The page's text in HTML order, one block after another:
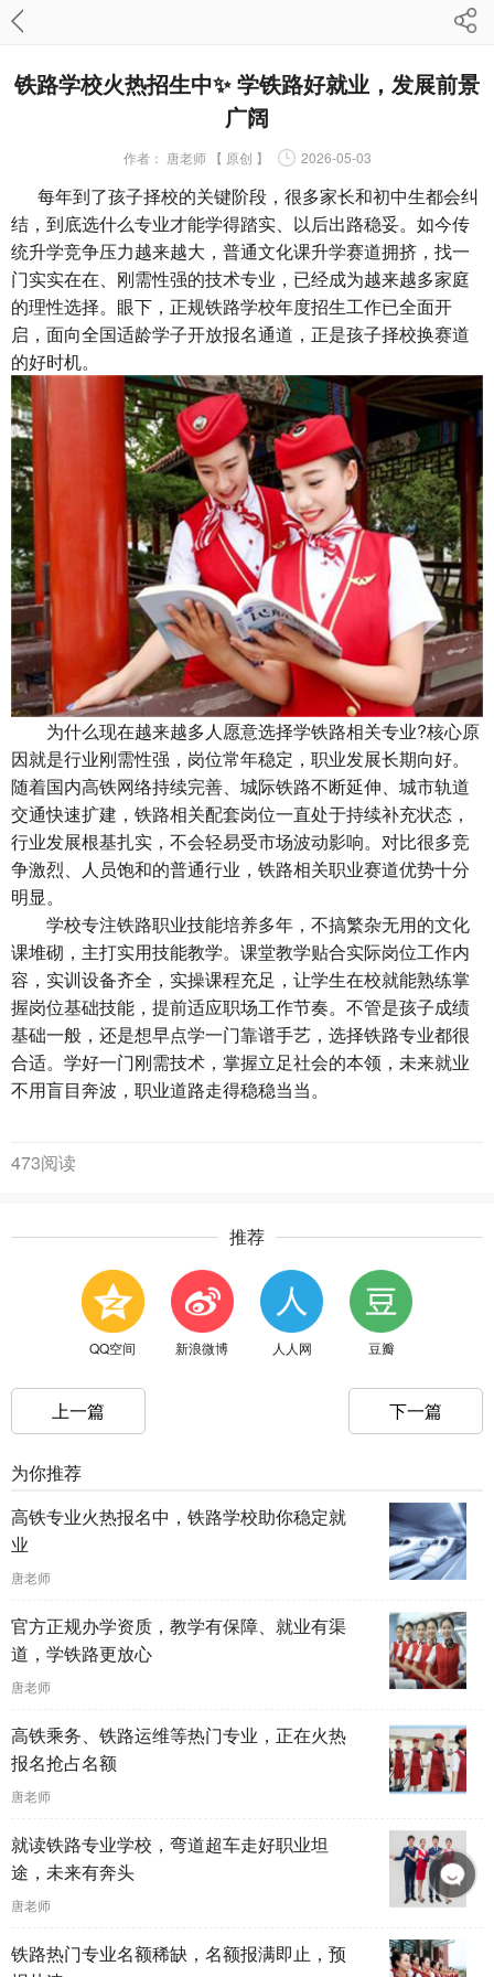
铁路学校火热招生中✨ 学铁路好就业，发展前景
广阔
作者： 唐老师 【 原创 】 2026-05-03
每年到了孩子择校的关键阶段，很多家长和初中生都会纠
结，到底选什么专业才能学得踏实、以后出路稳妥。如今传
统升学竞争压力越来越大，普通文化课升学赛道拥挤，找一
门实实在在、刚需性强的技术专业，已经成为越来越多家庭
的理性选择。眼下，正规铁路学校年度招生工作已全面开
启，面向全国适龄学子开放报名通道，正是孩子择校换赛道
的好时机。
为什么现在越来越多人愿意选择学铁路相关专业?核心原
因就是行业刚需性强，岗位常年稳定，职业发展长期向好。
随着国内高铁网络持续完善、城际铁路不断延伸、城市轨道
交通快速扩建，铁路相关配套岗位一直处于持续补充状态，
行业发展根基扎实，不会轻易受市场波动影响。对比很多竞
争激烈、人员饱和的普通行业，铁路相关职业赛道优势十分
明显。
学校专注铁路职业技能培养多年，不搞繁杂无用的文化
课堆砌，主打实用技能教学。课堂教学贴合实际岗位工作内
容，实训设备齐全，实操课程充足，让学生在校就能熟练掌
握岗位基础技能，提前适应职场工作节奏。不管是孩子成绩
基础一般，还是想早点学一门靠谱手艺，选择铁路专业都很
合适。学好一门刚需技术，掌握立足社会的本领，未来就业
不用盲目奔波，职业道路走得稳稳当当。
473阅读
推荐
QQ空间 新浪微博 人人网 豆瓣
上一篇 下一篇
为你推荐
高铁专业火热报名中，铁路学校助你稳定就
业
唐老师
官方正规办学资质，教学有保障、就业有渠
道，学铁路更放心
唐老师
高铁乘务、铁路运维等热门专业，正在火热
报名抢占名额
唐老师
就读铁路专业学校，弯道超车走好职业坦
途，未来有奔头
唐老师
铁路热门专业名额稀缺，名额报满即止，预